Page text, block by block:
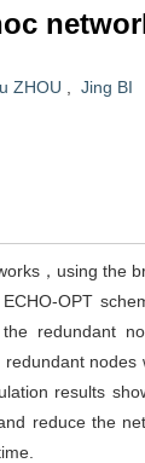
ZHOU Jing BI
，using the
OPT
redundant
results
reduce the